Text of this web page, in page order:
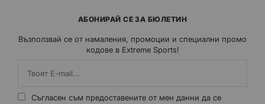
АБОНИРАЙ СЕ ЗА БЮЛЕТИН
Възползвай се от намаления, промоции и специални промо
кодове в Extreme Sports!
Съгласен съм предоставените от мен данни да се